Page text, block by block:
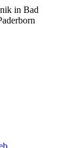
in Bad